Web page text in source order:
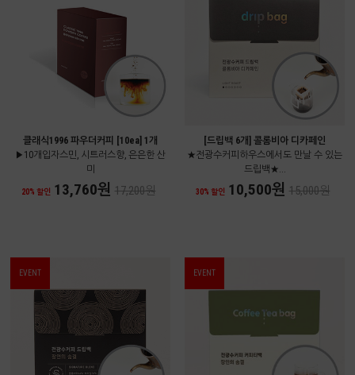
클래식1996 파우더커피 [10ea] 1개
▶10개입자스민, 시트러스향, 은은한 산
미
20% 할인 13,760원 17,200원
[드립백 6개] 콜롬비아 디카페인
★전광수커피하우스에서도 만날 수 있는
드립백★...
30% 할인 10,500원 15,000원
EVENT EVENT